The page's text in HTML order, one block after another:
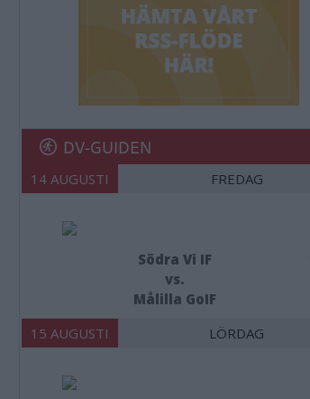
DV-GUIDEN
14 AUGUSTI FREDAG
Södra Vi IF
vs.
Målilla GoIF
15 AUGUSTI LÖRDAG